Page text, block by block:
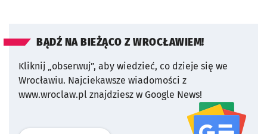
BĄDŹ NA BIEŻĄCO Z WROCŁAWIEM!
Kliknij „obserwuj”, aby wiedzieć, co dzieje się we
Wrocławiu. Najciekawsze wiadomości z
www.wroclaw.pl znajdziesz w Google News!